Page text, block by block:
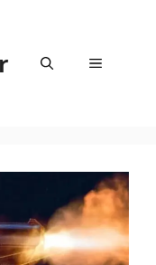
Menu